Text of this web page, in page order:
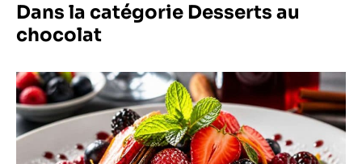
Dans la catégorie Desserts au
chocolat